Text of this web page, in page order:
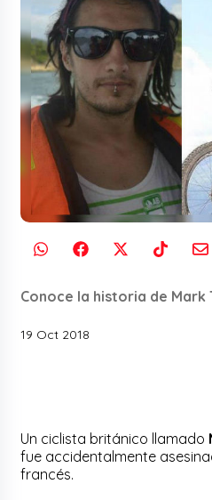
Conoce la historia de Mark
19 Oct 2018
Un ciclista británico llamado
fue accidentalmente
francés.